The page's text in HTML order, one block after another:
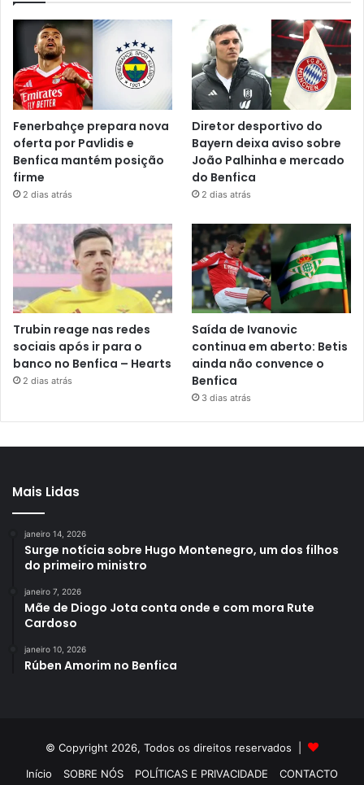
Fenerbahçe prepara nova
oferta por Pavlidis e
Benfica mantém posição
firme
2 dias atrás
Diretor desportivo do
Bayern deixa aviso sobre
João Palhinha e mercado
do Benfica
2 dias atrás
Trubin reage nas redes
sociais após ir para o
banco no Benfica – Hearts
2 dias atrás
Saída de Ivanovic
continua em aberto: Betis
ainda não convence o
Benfica
3 dias atrás
Mais Lidas
janeiro 14, 2026
Surge notícia sobre Hugo Montenegro, um dos filhos
do primeiro ministro
janeiro 7, 2026
Mãe de Diogo Jota conta onde e com mora Rute
Cardoso
janeiro 10, 2026
Rúben Amorim no Benfica
© Copyright 2026, Todos os direitos reservados |
Início
SOBRE NÓS POLÍTICAS E PRIVACIDADE CONTACTO